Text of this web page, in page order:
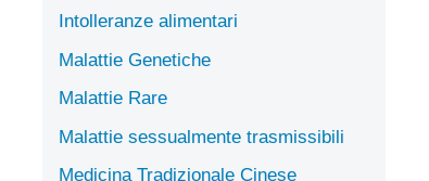
Intolleranze alimentari
Malattie Genetiche
Malattie Rare
Malattie sessualmente trasmissibili
Medicina Tradizionale Cinese